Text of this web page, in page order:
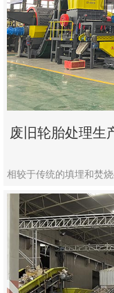
备
19020390
号-1
废旧轮胎处理生
相较于传统的填埋和焚